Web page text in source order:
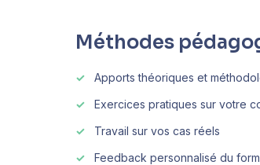
Méthodes
Apports théoriques et
Exercices pratiques sur votre
Travail sur vos cas réels
Feedback personnalisé du